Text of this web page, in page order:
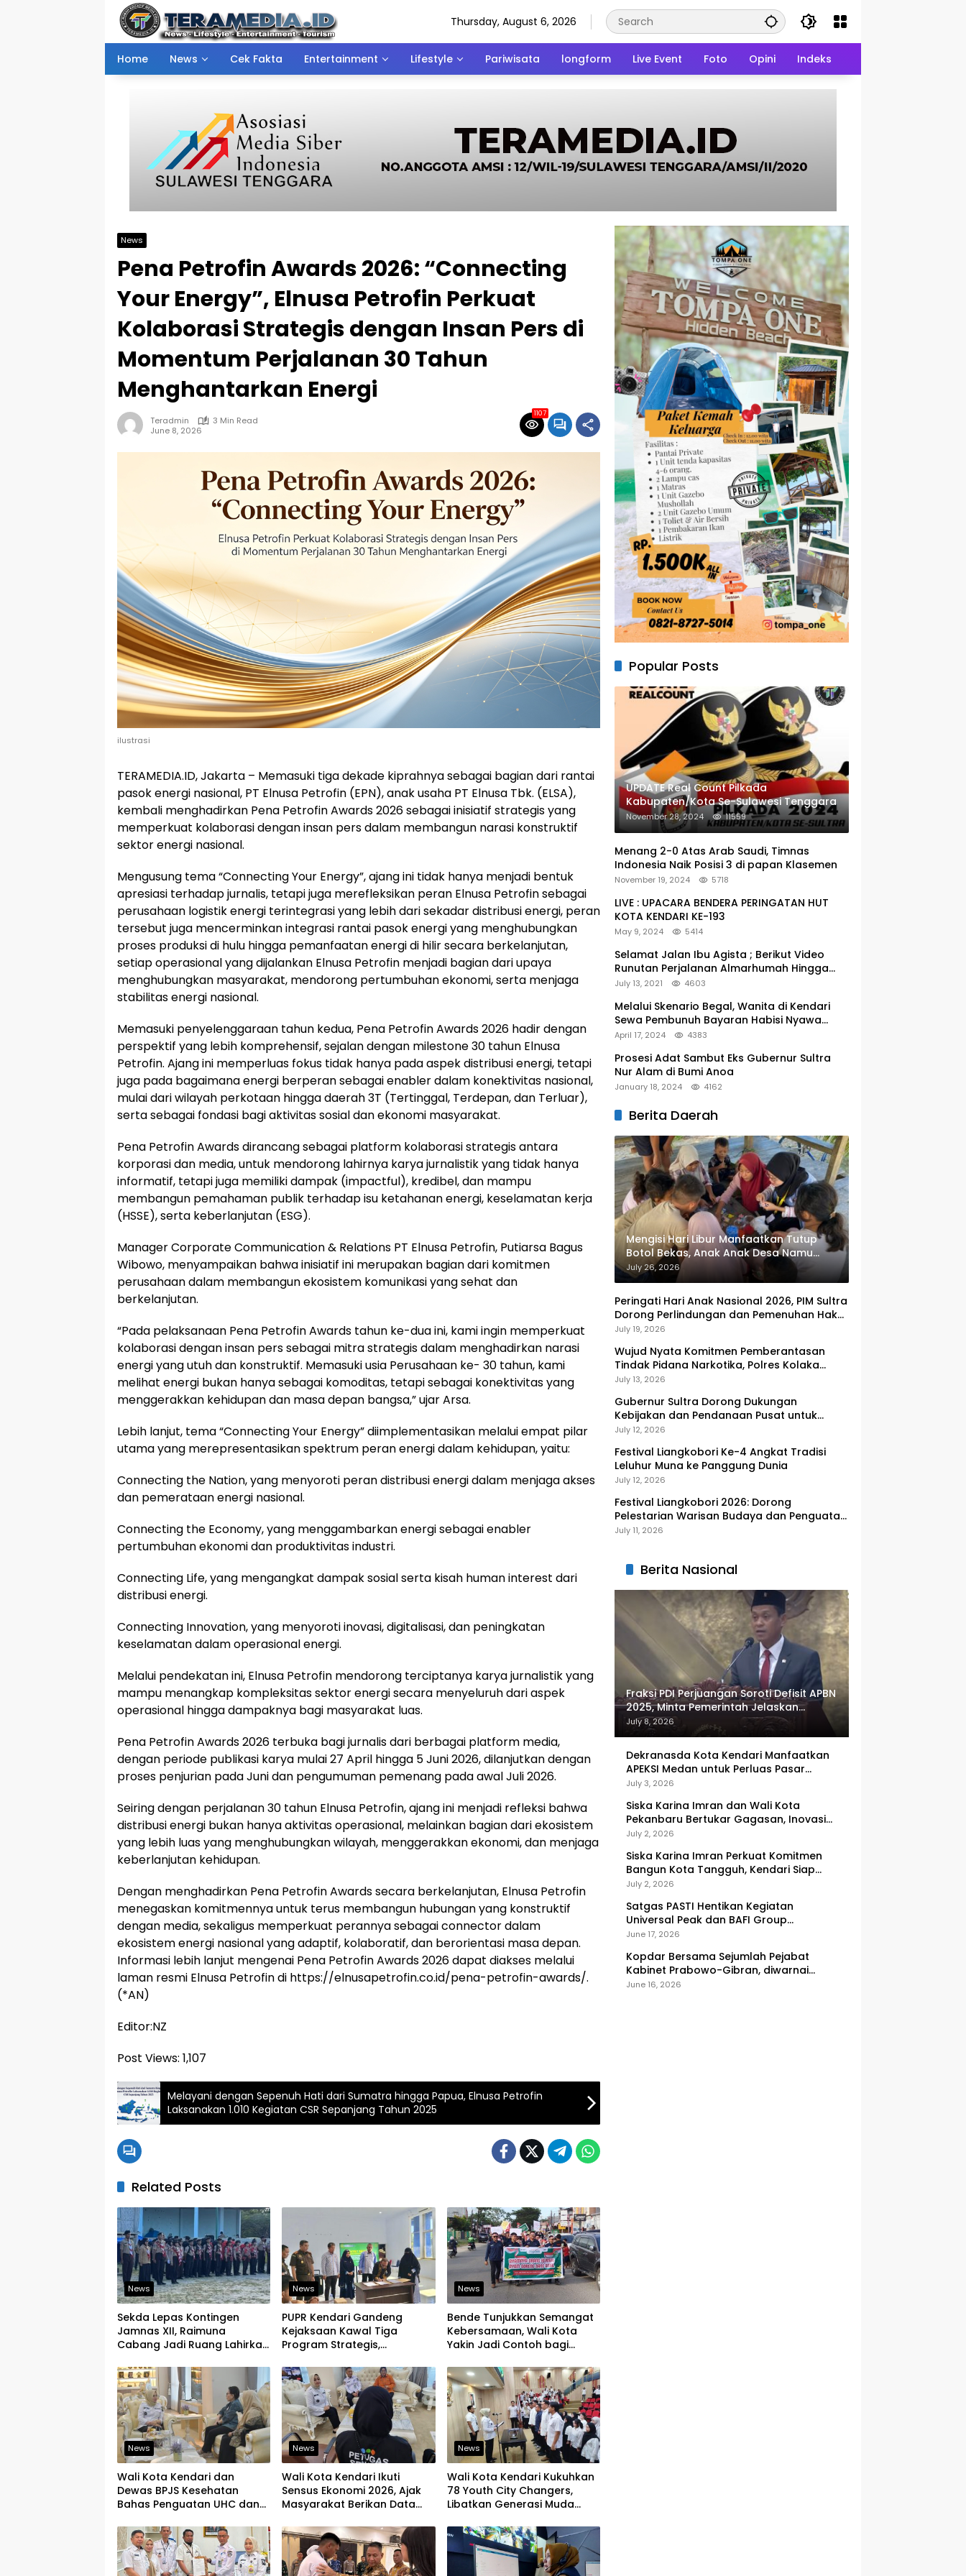
Thursday, August 6, 2026
Home News Cek Fakta Entertainment Lifestyle Pariwisata longform Live Event Foto Opini Indeks
News
Pena Petrofin Awards 2026: “Connecting
Your Energy”, Elnusa Petrofin Perkuat
Kolaborasi Strategis dengan Insan Pers di
Momentum Perjalanan 30 Tahun
Menghantarkan Energi
Teradmin
3 Min Read
June 8, 2026
1107
ilustrasi
TERAMEDIA.ID, Jakarta – Memasuki tiga dekade kiprahnya sebagai bagian dari rantai
pasok energi nasional, PT Elnusa Petrofin (EPN), anak usaha PT Elnusa Tbk. (ELSA),
kembali menghadirkan Pena Petrofin Awards 2026 sebagai inisiatif strategis yang
memperkuat kolaborasi dengan insan pers dalam membangun narasi konstruktif
sektor energi nasional.
Mengusung tema “Connecting Your Energy”, ajang ini tidak hanya menjadi bentuk
apresiasi terhadap jurnalis, tetapi juga merefleksikan peran Elnusa Petrofin sebagai
perusahaan logistik energi terintegrasi yang lebih dari sekadar distribusi energi, peran
tersebut juga mencerminkan integrasi rantai pasok energi yang menghubungkan
proses produksi di hulu hingga pemanfaatan energi di hilir secara berkelanjutan,
setiap operasional yang dijalankan Elnusa Petrofin menjadi bagian dari upaya
menghubungkan masyarakat, mendorong pertumbuhan ekonomi, serta menjaga
stabilitas energi nasional.
Memasuki penyelenggaraan tahun kedua, Pena Petrofin Awards 2026 hadir dengan
perspektif yang lebih komprehensif, sejalan dengan milestone 30 tahun Elnusa
Petrofin. Ajang ini memperluas fokus tidak hanya pada aspek distribusi energi, tetapi
juga pada bagaimana energi berperan sebagai enabler dalam konektivitas nasional,
mulai dari wilayah perkotaan hingga daerah 3T (Tertinggal, Terdepan, dan Terluar),
serta sebagai fondasi bagi aktivitas sosial dan ekonomi masyarakat.
Pena Petrofin Awards dirancang sebagai platform kolaborasi strategis antara
korporasi dan media, untuk mendorong lahirnya karya jurnalistik yang tidak hanya
informatif, tetapi juga memiliki dampak (impactful), kredibel, dan mampu
membangun pemahaman publik terhadap isu ketahanan energi, keselamatan kerja
(HSSE), serta keberlanjutan (ESG).
Manager Corporate Communication & Relations PT Elnusa Petrofin, Putiarsa Bagus
Wibowo, menyampaikan bahwa inisiatif ini merupakan bagian dari komitmen
perusahaan dalam membangun ekosistem komunikasi yang sehat dan
berkelanjutan.
“Pada pelaksanaan Pena Petrofin Awards tahun ke-dua ini, kami ingin memperkuat
kolaborasi dengan insan pers sebagai mitra strategis dalam menghadirkan narasi
energi yang utuh dan konstruktif. Memasuki usia Perusahaan ke- 30 tahun, kami
melihat energi bukan hanya sebagai komoditas, tetapi sebagai konektivitas yang
menggerakkan kehidupan dan masa depan bangsa,” ujar Arsa.
Lebih lanjut, tema “Connecting Your Energy” diimplementasikan melalui empat pilar
utama yang merepresentasikan spektrum peran energi dalam kehidupan, yaitu:
Connecting the Nation, yang menyoroti peran distribusi energi dalam menjaga akses
dan pemerataan energi nasional.
Connecting the Economy, yang menggambarkan energi sebagai enabler
pertumbuhan ekonomi dan produktivitas industri.
Connecting Life, yang mengangkat dampak sosial serta kisah human interest dari
distribusi energi.
Connecting Innovation, yang menyoroti inovasi, digitalisasi, dan peningkatan
keselamatan dalam operasional energi.
Melalui pendekatan ini, Elnusa Petrofin mendorong terciptanya karya jurnalistik yang
mampu menangkap kompleksitas sektor energi secara menyeluruh dari aspek
operasional hingga dampaknya bagi masyarakat luas.
Pena Petrofin Awards 2026 terbuka bagi jurnalis dari berbagai platform media,
dengan periode publikasi karya mulai 27 April hingga 5 Juni 2026, dilanjutkan dengan
proses penjurian pada Juni dan pengumuman pemenang pada awal Juli 2026.
Seiring dengan perjalanan 30 tahun Elnusa Petrofin, ajang ini menjadi refleksi bahwa
distribusi energi bukan hanya aktivitas operasional, melainkan bagian dari ekosistem
yang lebih luas yang menghubungkan wilayah, menggerakkan ekonomi, dan menjaga
keberlanjutan kehidupan.
Dengan menghadirkan Pena Petrofin Awards secara berkelanjutan, Elnusa Petrofin
menegaskan komitmennya untuk terus membangun hubungan yang konstruktif
dengan media, sekaligus memperkuat perannya sebagai connector dalam
ekosistem energi nasional yang adaptif, kolaboratif, dan berorientasi masa depan.
Informasi lebih lanjut mengenai Pena Petrofin Awards 2026 dapat diakses melalui
laman resmi Elnusa Petrofin di https://elnusapetrofin.co.id/pena-petrofin-awards/.
(*AN)
Editor:NZ
Post Views: 1,107
Melayani dengan Sepenuh Hati dari Sumatra hingga Papua, Elnusa Petrofin
Laksanakan 1.010 Kegiatan CSR Sepanjang Tahun 2025
Related Posts
News
Sekda Lepas Kontingen
Jamnas XII, Raimuna
Cabang Jadi Ruang Lahirkan
Pemimpin
News
PUPR Kendari Gandeng
Kejaksaan Kawal Tiga
Program Strategis,
Infrastruktur Berintegritas
News
Bende Tunjukkan Semangat
Kebersamaan, Wali Kota
Yakin Jadi Contoh bagi
News
Wali Kota Kendari dan
Dewas BPJS Kesehatan
Bahas Penguatan UHC dan
Kesehatan
News
Wali Kota Kendari Ikuti
Sensus Ekonomi 2026, Ajak
Masyarakat Berikan Data
News
Wali Kota Kendari Kukuhkan
78 Youth City Changers,
Libatkan Generasi Muda
Popular Posts
UPDATE Real Count Pilkada
Kabupaten/Kota Se-Sulawesi Tenggara
November 28, 2024 11559
Menang 2-0 Atas Arab Saudi, Timnas
Indonesia Naik Posisi 3 di papan Klasemen
November 19, 2024 5718
LIVE : UPACARA BENDERA PERINGATAN HUT
KOTA KENDARI KE-193
May 9, 2024 5414
Selamat Jalan Ibu Agista ; Berikut Video
Runutan Perjalanan Almarhumah Hingga
Menuju Peristirahatan Terakhir
July 13, 2021 4603
Melalui Skenario Begal, Wanita di Kendari
Sewa Pembunuh Bayaran Habisi Nyawa
Mertuanya
April 17, 2024 4383
Prosesi Adat Sambut Eks Gubernur Sultra
Nur Alam di Bumi Anoa
January 18, 2024 4162
Berita Daerah
Mengisi Hari Libur Manfaatkan Tutup
Botol Bekas, Anak Anak Desa Namu
Bikin Gantungan Kunci Bernilai Ekonomi
July 26, 2026
Peringati Hari Anak Nasional 2026, PIM Sultra
Dorong Perlindungan dan Pemenuhan Hak
Anak Pesisir
July 19, 2026
Wujud Nyata Komitmen Pemberantasan
Tindak Pidana Narkotika, Polres Kolaka
Gagalkan Peredaran 3 Kg Sabu-Sabu
July 13, 2026
Gubernur Sultra Dorong Dukungan
Kebijakan dan Pendanaan Pusat untuk
Pengembangan Kawasan Liangkobhori
July 12, 2026
Festival Liangkobori Ke-4 Angkat Tradisi
Leluhur Muna ke Panggung Dunia
July 12, 2026
Festival Liangkobori 2026: Dorong
Pelestarian Warisan Budaya dan Penguatan
Ekonomi Masyarakat
July 11, 2026
Berita Nasional
Fraksi PDI Perjuangan Soroti Defisit APBN
2025, Minta Pemerintah Jelaskan
Sejumlah Target yang Tak Tercapai
July 8, 2026
Dekranasda Kota Kendari Manfaatkan
APEKSI Medan untuk Perluas Pasar
UMKM, Tenun Lokal Jadi Primadona
July 3, 2026
Siska Karina Imran dan Wali Kota
Pekanbaru Bertukar Gagasan, Inovasi
Peningkatan PAD Jadi Fokus Diskusi
July 2, 2026
Siska Karina Imran Perkuat Komitmen
Bangun Kota Tangguh, Kendari Siap
Hadapi Tantangan Pangan dan
July 2, 2026
Satgas PASTI Hentikan Kegiatan
Universal Peak dan BAFI Group
Indonesia
June 17, 2026
Kopdar Bersama Sejumlah Pejabat
Kabinet Prabowo-Gibran, diwarnai
Kericuhan
June 16, 2026